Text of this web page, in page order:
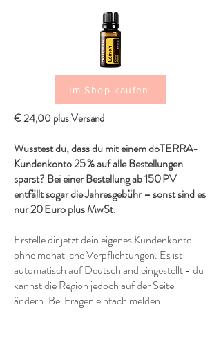
Im Shop kaufen
€ 24,00 plus Versand
Wusstest du, dass du mit einem doTERRA-
Kundenkonto 25 % auf alle Bestellungen
sparst? Bei einer Bestellung ab 150 PV
entfällt sogar die Jahresgebühr – sonst sind es
nur 20 Euro plus MwSt.
Erstelle dir jetzt dein eigenes Kundenkonto
ohne monatliche Verpflichtungen. Es ist
automatisch auf Deutschland eingestellt - du
kannst die Region jedoch auf der Seite
ändern. Bei Fragen einfach melden.